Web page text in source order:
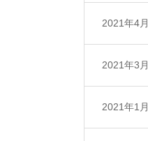
2021年4月
2021年3月
2021年1月